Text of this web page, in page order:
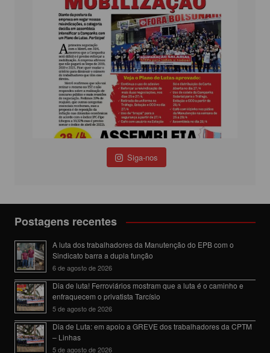
Siga-nos
Postagens recentes
A luta dos trabalhadores da Manutenção do EPB com o
Sindicato barra a dupla função
6 de agosto de 2026
Dia de luta! Ferroviários mostram que a luta é o caminho e
enfraquecem o privatista Tarcísio
5 de agosto de 2026
Dia de Luta: em apoio a GREVE dos trabalhadores da CPTM
– Linhas
5 de agosto de 2026